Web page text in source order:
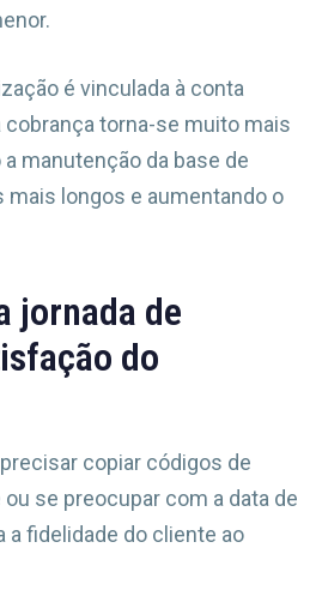
é vinculada à conta
cobrança torna-se muito mais
manutenção da base de
longos e aumentando o
jornada de
do
copiar códigos de
se preocupar com a data de
fidelidade do cliente ao